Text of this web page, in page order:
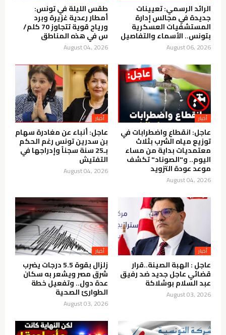
الرائد الرسمي: تعيينات
جديدة في مجالس إدارة
المستشفيات العسكرية
بتونس.. الأسماء والتفاصيل
August 06, 2026
طقس الليلة في تونس:
أمطار رعدية غزيرة وبرد
ورياح قوية تتجاوز 70 كلم/
س في هذه المناطق
August 04, 2026
أخبار
عاجل: انقطاع واضطرابات في
توزيع مياه الشرب بثلاث
معتمديات بداية من مساء
اليوم.. و"الصوناد" تكشف
موعد عودة التزويد
August 04, 2026
أخبار
عاجل: أنباء عن مغادرة سهام
بن سدرين تونس رغم الحكم
بـ25 سنة سجناً وإدراجها في
التفتيش
August 04, 2026
أخبار
عاجل : الهبة الصينة..قرار
قضائي عاجل جديد ضد رفيق
عبد السلام بوشلاكة
August 03, 2026
أخبار
زلزال بقوة 5.5 درجات يضرب
شرق مصر ويشعر به سكان
عدة دول.. وتفعيل خطة
الطوارئ الصحية
August 03, 2026